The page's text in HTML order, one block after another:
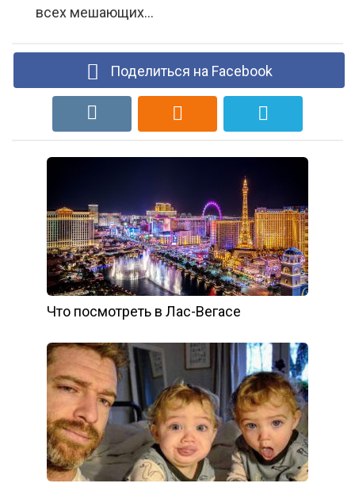
всех мешающих…
Поделиться на Facebook
Что посмотреть в Лас-Вегасе